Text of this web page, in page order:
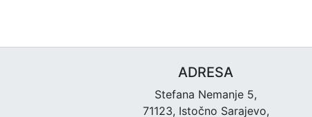
ADRESA
Stefana Nemanje 5,
71123, Istočno Sarajevo,